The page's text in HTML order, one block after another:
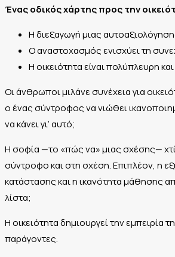
Ένας οδικός χάρτης προς την
Η διεξαγωγή μιας
Ο αναστοχασμός ενισχύει τη
Η οικειότητα είναι πολύπλευρη
Οι άνθρωποι μιλάνε συνέχεια για
ο ένας σύντροφος να νιώθει
να κάνει γι’ αυτό;
Η σοφία —το «πώς να» μιας σχέσης—
σύντροφο και στη σχέση. Επιπλέον, η
κατάστασης και η ικανότητα μάθησης
λίστα;
Η οικειότητα δημιουργεί την εμπειρία
παράγοντες.